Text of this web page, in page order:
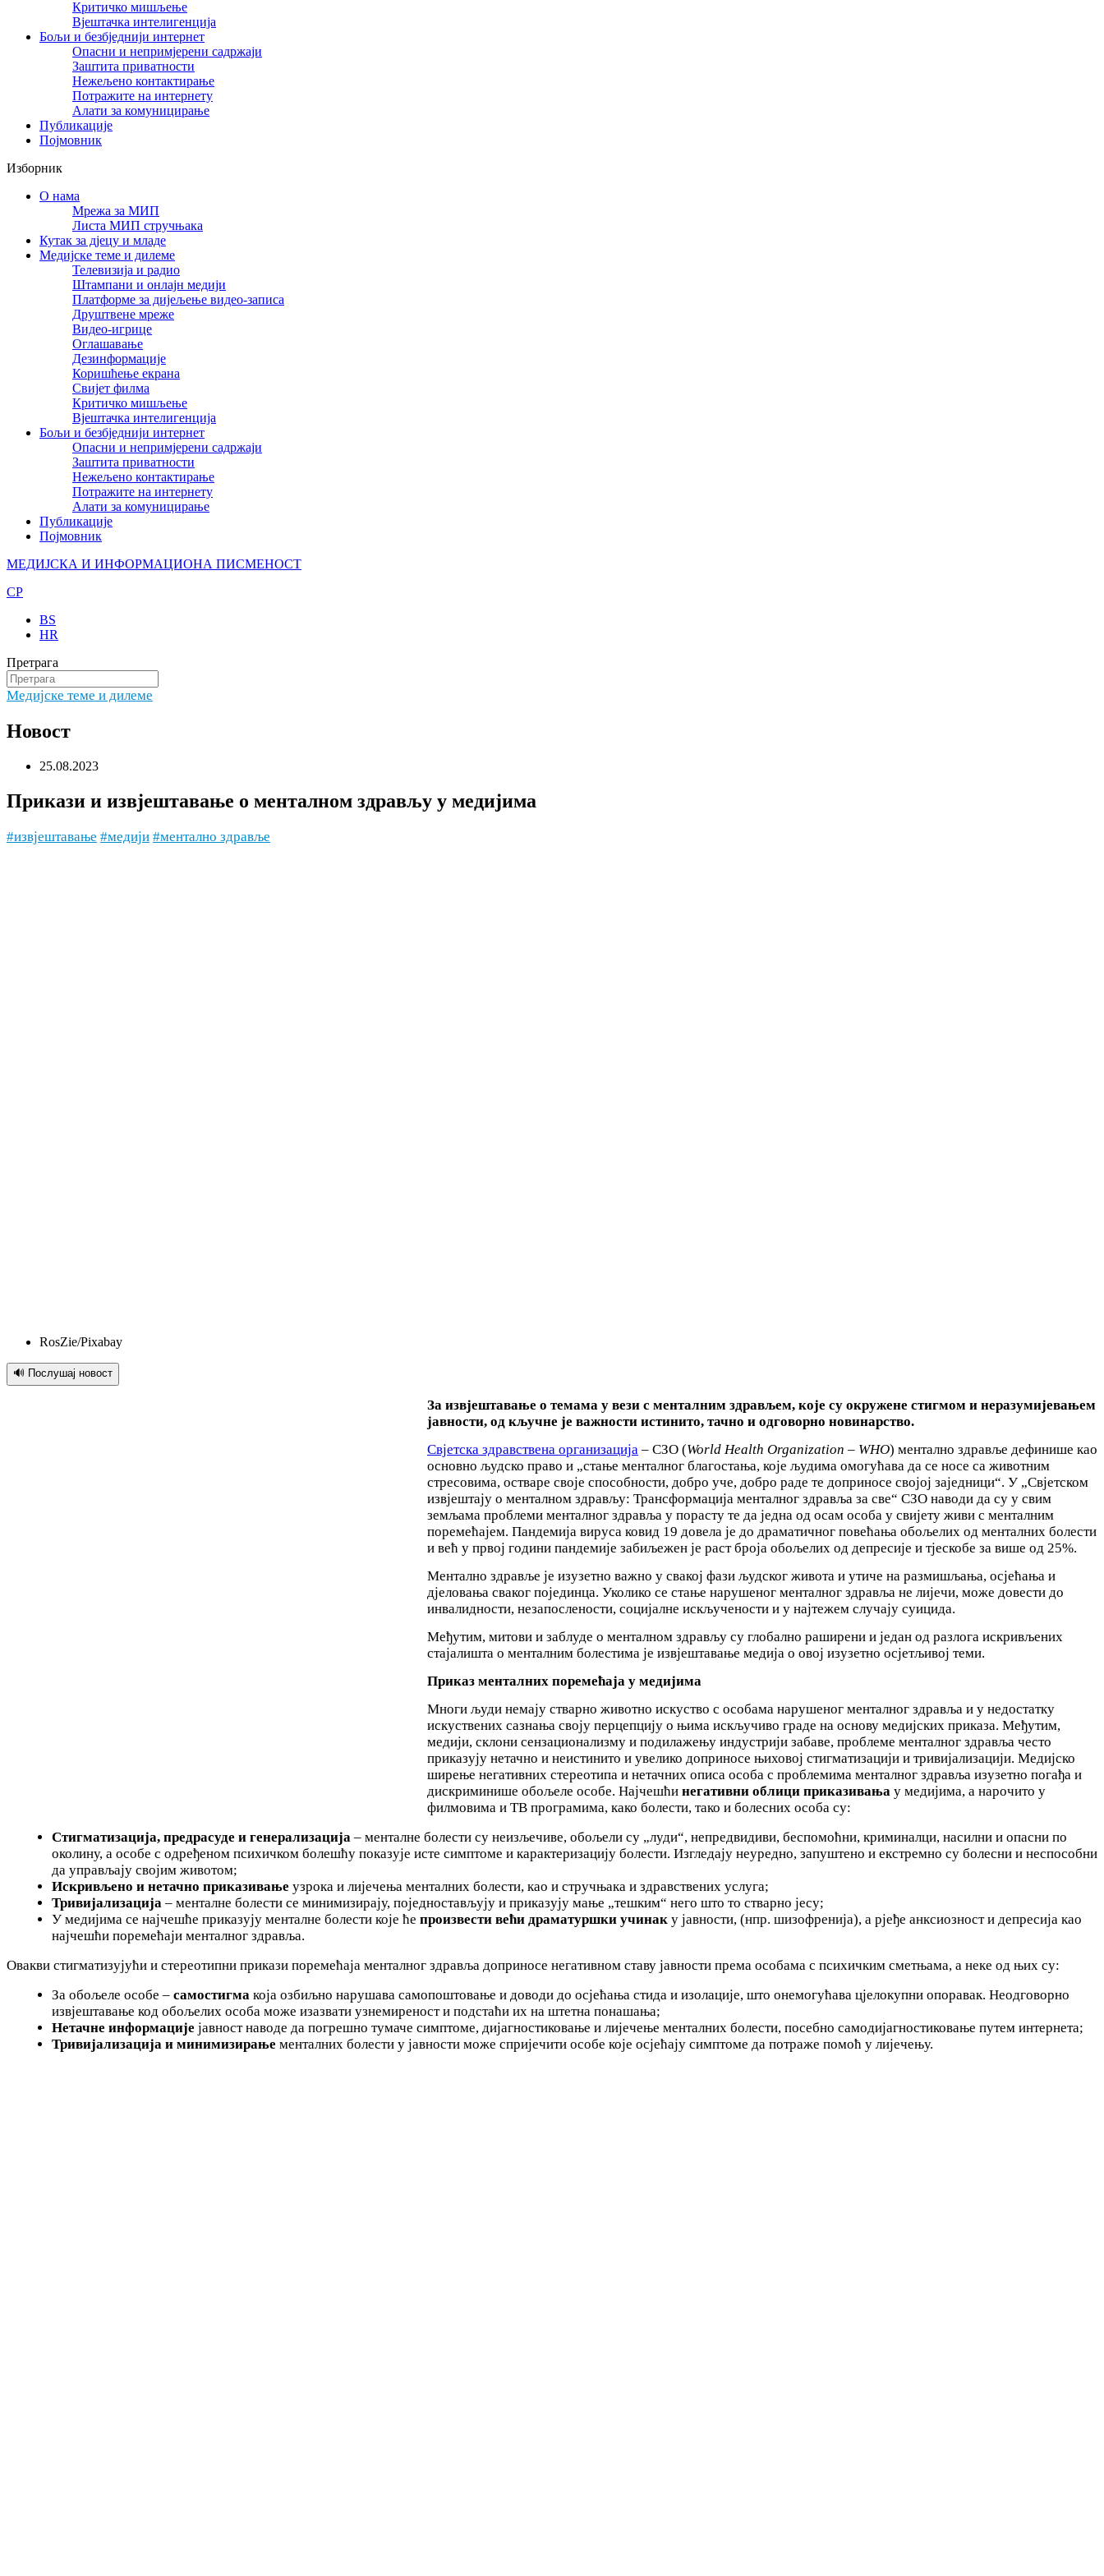
Критичко мишљење
Вјештачка интелигенција
Бољи и безбједнији интернет
Опасни и непримјерени садржаји
Заштита приватности
Нежељено контактирање
Потражите на интернету
Алати за комуницирање
Публикације
Појмовник
Изборник
О нама
Мрежа за МИП
Листа МИП стручњака
Кутак за дјецу и младе
Медијске теме и дилеме
Телевизија и радио
Штампани и онлајн медији
Платформе за дијељење видео-записа
Друштвене мреже
Видео-игрице
Оглашавање
Дезинформације
Коришћење екрана
Свијет филма
Критичко мишљење
Вјештачка интелигенција
Бољи и безбједнији интернет
Опасни и непримјерени садржаји
Заштита приватности
Нежељено контактирање
Потражите на интернету
Алати за комуницирање
Публикације
Појмовник
МЕДИЈСКА И ИНФОРМАЦИОНА ПИСМЕНОСТ
CP
BS
HR
Претрага
Медијске теме и дилеме
Новост
25.08.2023
Прикази и извјештавање о менталном здрављу у медијима
#извјештавање #медији #ментално здравље
RosZie/Pixabay
🔊 Послушај новост
За извјештавање о темама у вези с менталним здрављем, које су окружене стигмом и неразумијевањем
јавности, од кључне је важности истинито, тачно и одговорно новинарство.
Свјетска здравствена организација – СЗО (World Health Organization – WHO) ментално здравље дефинише као
основно људско право и „стање менталног благостања, које људима омогућава да се носе са животним
стресовима, остваре своје способности, добро уче, добро раде те доприносе својој заједници“. У „Свјетском
извјештају о менталном здрављу: Трансформација менталног здравља за све“ СЗО наводи да су у свим
земљама проблеми менталног здравља у порасту те да једна од осам особа у свијету живи с менталним
поремећајем. Пандемија вируса ковид 19 довела је до драматичног повећања обољелих од менталних болести
и већ у првој години пандемије забиљежен је раст броја обољелих од депресије и тјескобе за више од 25%.
Ментално здравље је изузетно важно у свакој фази људског живота и утиче на размишљања, осјећања и
дјеловања сваког појединца. Уколико се стање нарушеног менталног здравља не лијечи, може довести до
инвалидности, незапослености, социјалне искључености и у најтежем случају суицида.
Међутим, митови и заблуде о менталном здрављу су глобално раширени и један од разлога искривљених
стајалишта о менталним болестима је извјештавање медија о овој изузетно осјетљивој теми.
Приказ менталних поремећаја у медијима
Многи људи немају стварно животно искуство с особама нарушеног менталног здравља и у недостатку
искуствених сазнања своју перцепцију о њима искључиво граде на основу медијских приказа. Међутим,
медији, склони сензационализму и подилажењу индустрији забаве, проблеме менталног здравља често
приказују нетачно и неистинито и увелико доприносе њиховој стигматизацији и тривијализацији. Медијско
ширење негативних стереотипа и нетачних описа особа с проблемима менталног здравља изузетно погађа и
дискриминише обољеле особе. Најчешћи негативни облици приказивања у медијима, а нарочито у
филмовима и ТВ програмима, како болести, тако и болесних особа су:
Стигматизација, предрасуде и генерализација – менталне болести су неизљечиве, обољели су „луди“, непредвидиви, беспомоћни, криминалци, насилни и опасни по
околину, а особе с одређеном психичком болешћу показује исте симптоме и карактеризацију болести. Изгледају неуредно, запуштено и екстремно су болесни и неспособни
да управљају својим животом;
Искривљено и нетачно приказивање узрока и лијечења менталних болести, као и стручњака и здравствених услуга;
Тривијализација – менталне болести се минимизирају, поједностављују и приказују мање „тешким“ него што то стварно јесу;
У медијима се најчешће приказују менталне болести које ће произвести већи драматуршки учинак у јавности, (нпр. шизофренија), а рјеђе анксиозност и депресија као
најчешћи поремећаји менталног здравља.
Овакви стигматизујући и стереотипни прикази поремећаја менталног здравља доприносе негативном ставу јавности према особама с психичким сметњама, а неке од њих су:
За обољеле особе – самостигма која озбиљно нарушава самопоштовање и доводи до осјећања стида и изолације, што онемогућава цјелокупни опоравак. Неодговорно
извјештавање код обољелих особа може изазвати узнемиреност и подстаћи их на штетна понашања;
Нетачне информације јавност наводе да погрешно тумаче симптоме, дијагностиковање и лијечење менталних болести, посебно самодијагностиковање путем интернета;
Тривијализација и минимизирање менталних болести у јавности може спријечити особе које осјећају симптоме да потраже помоћ у лијечењу.